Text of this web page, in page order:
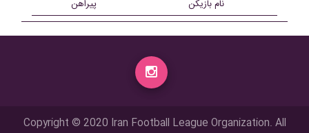
نام بازیکن پیراهن
Copyright © 2020 Iran Football League Organization. All